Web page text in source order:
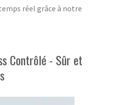
réel grâce à notre
Contrôlé - Sûr et